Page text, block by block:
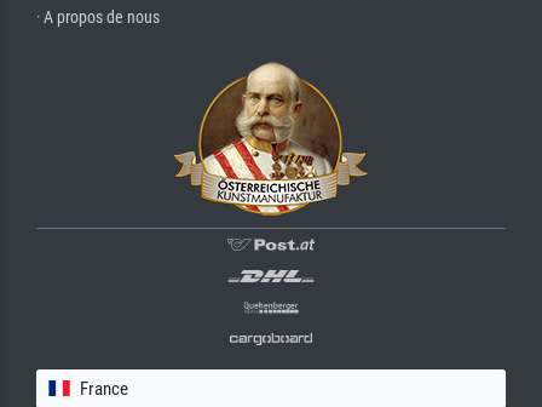
· A propos de nous
France